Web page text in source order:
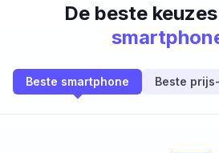
De beste
Beste smartphone Beste